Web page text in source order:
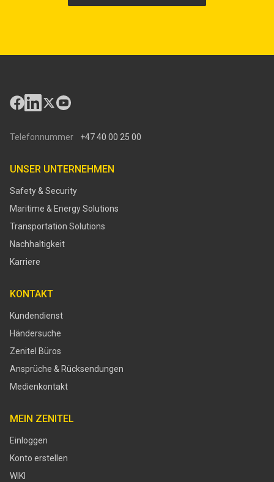
Telefonnummer +47 40 00 25 00
UNSER UNTERNEHMEN
Safety & Security
Maritime & Energy Solutions
Transportation Solutions
Nachhaltigkeit
Karriere
KONTAKT
Kundendienst
Händersuche
Zenitel Büros
Ansprüche & Rücksendungen
Medienkontakt
MEIN ZENITEL
Einloggen
Konto erstellen
WIKI